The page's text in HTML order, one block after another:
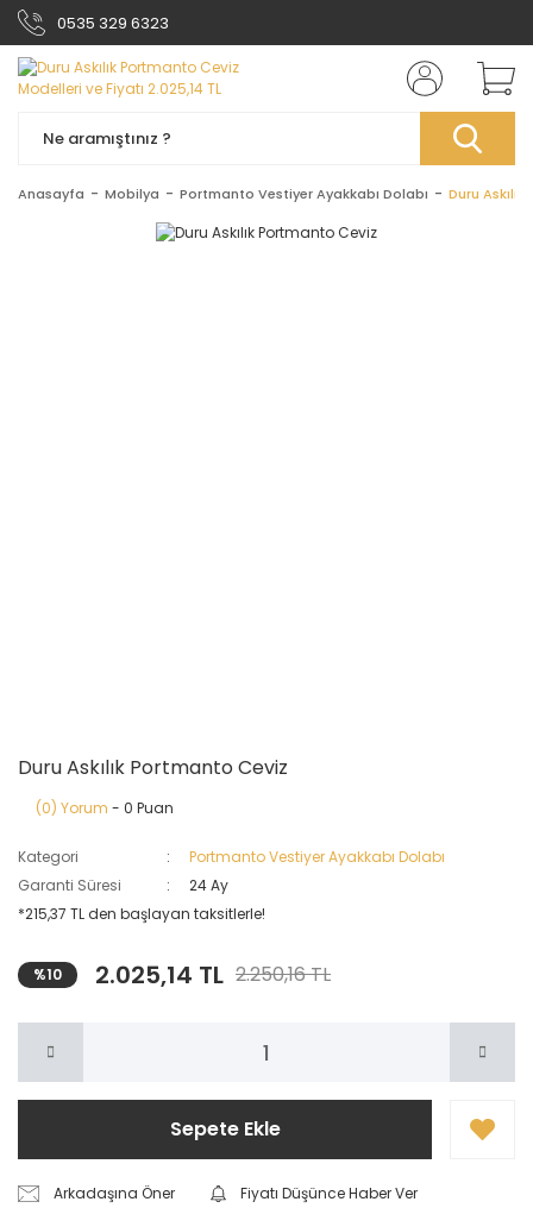
0535 329 6323
Anasayfa Mobilya Portmanto Vestiyer Ayakkabı Dolabı Duru
Duru Askılık Portmanto Ceviz
(0) Yorum - 0 Puan
Kategori
Portmanto Vestiyer Ayakkabı Dolabı
Garanti Süresi
24 Ay
*215,37 TL den başlayan taksitlerle!
%10 2.025,14 TL 2.250,16 TL
Sepete Ekle
Arkadaşına Öner
Fiyatı Düşünce Haber Ver